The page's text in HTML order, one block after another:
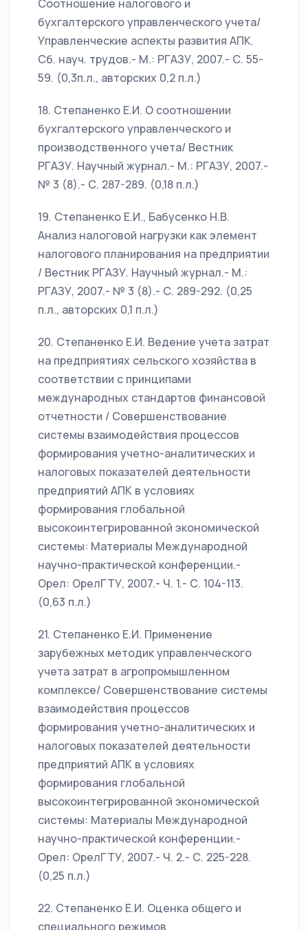
Соотношение налогового и
бухгалтерского управленческого учета/
Управленческие аспекты развития АПК.
Сб. науч. трудов.- М.: РГАЗУ, 2007.- С. 55-
59. (0,3п.л., авторских 0,2 п.л.)
18. Степаненко Е.И. О соотношении
бухгалтерского управленческого и
производственного учета/ Вестник
РГАЗУ. Научный журнал.- М.: РГАЗУ, 2007.-
№ 3 (8).- С. 287-289. (0,18 п.л.)
19. Степаненко Е.И., Бабусенко Н.В.
Анализ налоговой нагрузки как элемент
налогового планирования на предприятии
/ Вестник РГАЗУ. Научный журнал.- М.:
РГАЗУ, 2007.- № 3 (8).- С. 289-292. (0,25
п.л., авторских 0,1 п.л.)
20. Степаненко Е.И. Ведение учета затрат
на предприятиях сельского хозяйства в
соответствии с принципами
международных стандартов финансовой
отчетности / Совершенствование
системы взаимодействия процессов
формирования учетно-аналитических и
налоговых показателей деятельности
предприятий АПК в условиях
формирования глобальной
высокоинтегрированной экономической
системы: Материалы Международной
научно-практической конференции.-
Орел: ОрелГТУ, 2007.- Ч. 1.- С. 104-113.
(0,63 п.л.)
21. Степаненко Е.И. Применение
зарубежных методик управленческого
учета затрат в агропромышленном
комплексе/ Совершенствование системы
взаимодействия процессов
формирования учетно-аналитических и
налоговых показателей деятельности
предприятий АПК в условиях
формирования глобальной
высокоинтегрированной экономической
системы: Материалы Международной
научно-практической конференции.-
Орел: ОрелГТУ, 2007.- Ч. 2.- С. 225-228.
(0,25 п.л.)
22. Степаненко Е.И. Оценка общего и
специального режимов